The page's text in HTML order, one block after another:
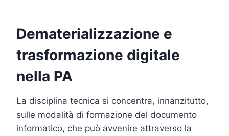
Dematerializzazione e
trasformazione digitale
nella PA
La disciplina tecnica si concentra, innanzitutto,
sulle modalità di formazione del documento
informatico, che può avvenire attraverso la